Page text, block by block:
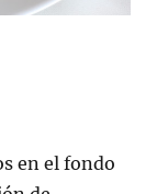
en el fondo